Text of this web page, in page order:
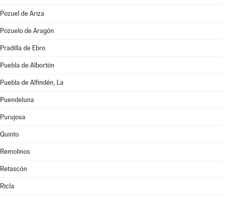
Pozuel de Ariza
Pozuelo de Aragón
Pradilla de Ebro
Puebla de Albortón
Puebla de Alfindén, La
Puendeluna
Purujosa
Quinto
Remolinos
Retascón
Ricla